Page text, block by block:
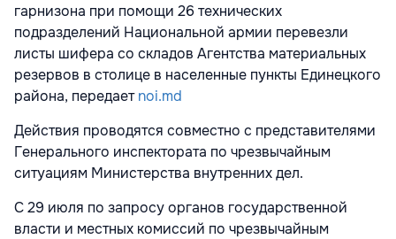
гарнизона при помощи 26 технических
подразделений Национальной армии перевезли
листы шифера со складов Агентства материальных
резервов в столице в населенные пункты Единецкого
района, передаетnoi.md
Действия проводятся совместно с представителями
Генерального инспектората по чрезвычайным
ситуациям Министерства внутренних дел.
С 29 июля по запросу органов государственной
власти и местных комиссий по чрезвычайным